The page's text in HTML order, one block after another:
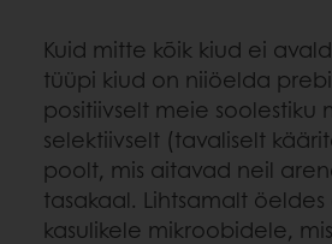
Kuid mitte kõik kiud ei
tüüpi kiud on niiöelda
positiivselt meie soolestiku
selektiivselt (tavaliselt
poolt, mis aitavad neil
tasakaal. Lihtsamalt
kasulikele mikroobidele,